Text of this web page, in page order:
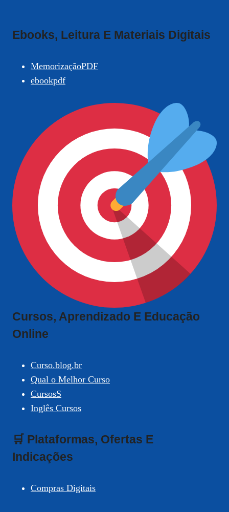
Ebooks, Leitura E Materiais Digitais
MemorizaçãoPDF
ebookpdf
Cursos, Aprendizado E Educação
Online
Curso.blog.br
Qual o Melhor Curso
CursosS
Inglês Cursos
🛒 Plataformas, Ofertas E
Indicações
Compras Digitais